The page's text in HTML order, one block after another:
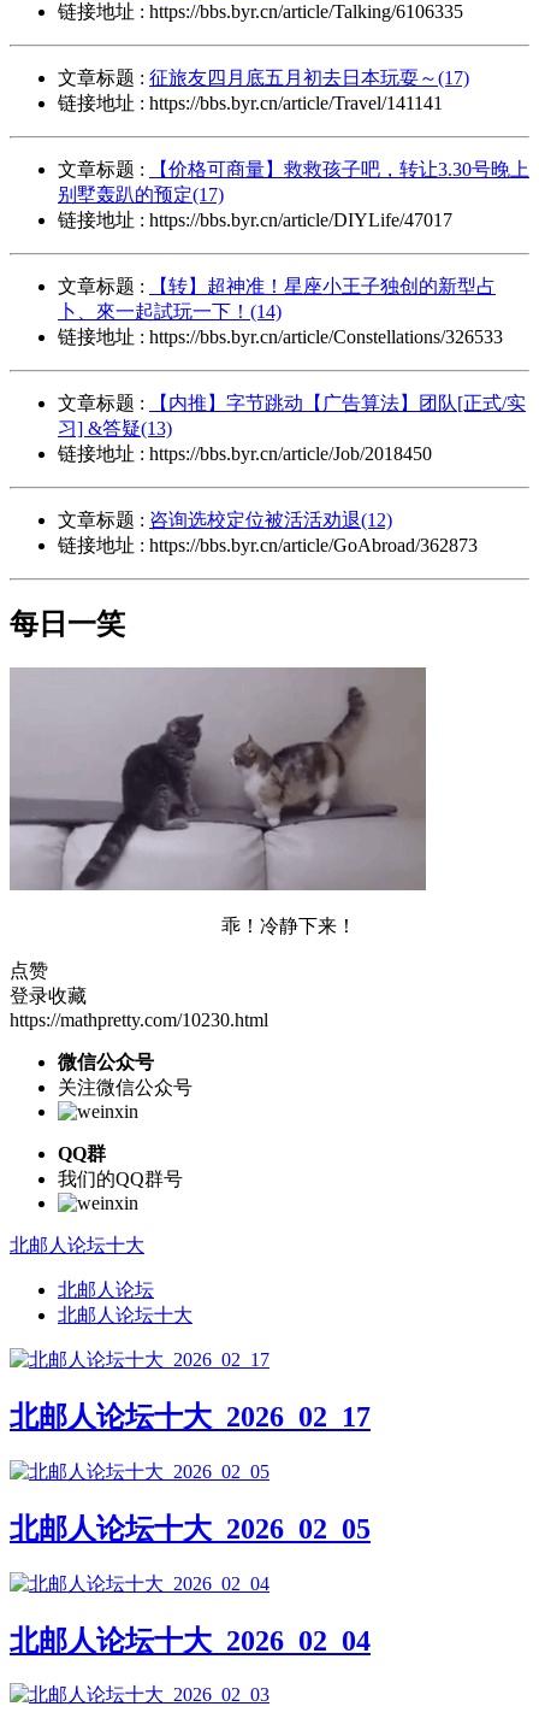
链接地址 : https://bbs.byr.cn/article/Talking/6106335
文章标题 : 征旅友四月底五月初去日本玩耍～(17)
链接地址 : https://bbs.byr.cn/article/Travel/141141
文章标题 :
【价格可商量】救救孩子吧，转让3.30号晚上
别墅轰趴的预定(17)
链接地址 : https://bbs.byr.cn/article/DIYLife/47017
文章标题 :
【转】超神准！星座小王子独创的新型占
卜、來一起試玩一下！(14)
链接地址 : https://bbs.byr.cn/article/Constellations/326533
文章标题 :
【内推】字节跳动【广告算法】团队[正式/实
习] &答疑(13)
链接地址 : https://bbs.byr.cn/article/Job/2018450
文章标题 : 咨询选校定位被活活劝退(12)
链接地址 : https://bbs.byr.cn/article/GoAbroad/362873
每日一笑
乖！冷静下来！
点赞
登录收藏
https://mathpretty.com/10230.html
微信公众号
关注微信公众号
QQ群
我们的QQ群号
北邮人论坛十大
北邮人论坛
北邮人论坛十大
北邮人论坛十大_2026_02_17
北邮人论坛十大_2026_02_05
北邮人论坛十大_2026_02_04